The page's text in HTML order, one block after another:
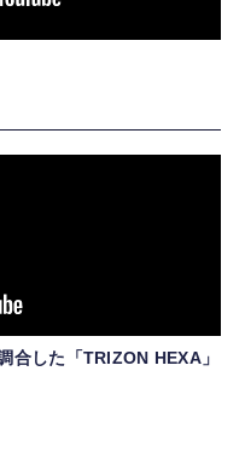
合した「TRIZON HEXA」